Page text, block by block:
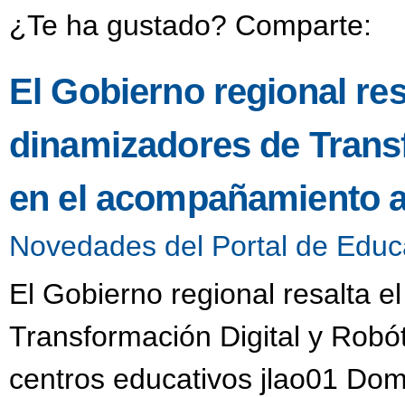
¿Te ha gustado? Comparte:
El Gobierno regional
dinamizadores de
en el acompañamiento
Novedades del Portal de
El Gobierno regional resalta
Transformación Digital y
centros educativos jlao01